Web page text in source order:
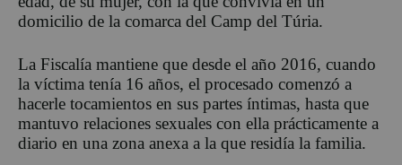
domicilio de la comarca del Camp del Túria.
La Fiscalía mantiene que desde el año 2016, cuando
la víctima tenía 16 años, el procesado comenzó a
hacerle tocamientos en sus partes íntimas, hasta que
mantuvo relaciones sexuales con ella prácticamente a
diario en una zona anexa a la que residía la familia.